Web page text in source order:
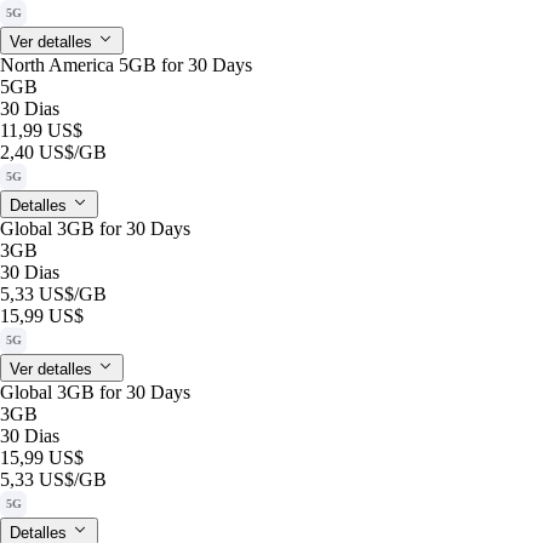
5G
Ver detalles
North America 5GB for 30 Days
5GB
30 Dias
11,99 US$
2,40 US$/GB
5G
Detalles
Global 3GB for 30 Days
3GB
30 Dias
5,33 US$/GB
15,99 US$
5G
Ver detalles
Global 3GB for 30 Days
3GB
30 Dias
15,99 US$
5,33 US$/GB
5G
Detalles